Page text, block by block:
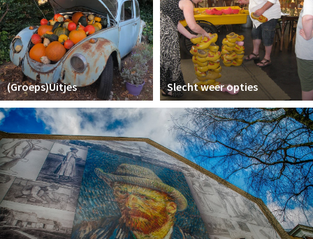
(Groeps)Uitjes Slecht weer opties